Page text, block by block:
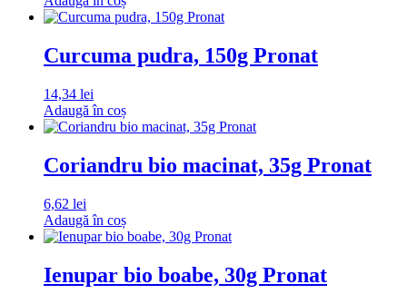
Curcuma pudra, 150g Pronat
14,34 lei
Adaugă în coș
Coriandru bio macinat, 35g Pronat
6,62 lei
Adaugă în coș
Ienupar bio boabe, 30g Pronat